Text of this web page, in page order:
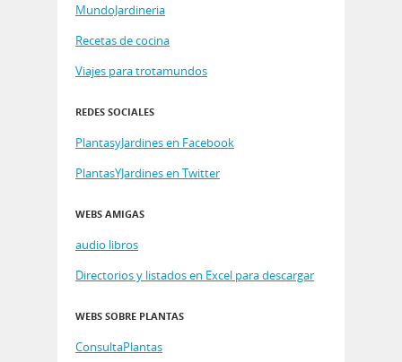
MundoJardineria
Recetas de cocina
Viajes para trotamundos
REDES SOCIALES
PlantasyJardines en Facebook
PlantasYJardines en Twitter
WEBS AMIGAS
audio libros
Directorios y listados en Excel para descargar
WEBS SOBRE PLANTAS
ConsultaPlantas